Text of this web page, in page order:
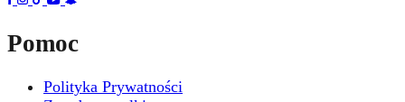
Pomoc
Polityka Prywatności